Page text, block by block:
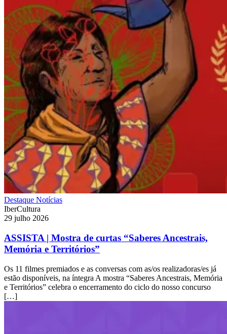
Destaque Notícias
IberCultura
29 julho 2026
ASSISTA | Mostra de curtas “Saberes Ancestrais,
Memória e Territórios”
Os 11 filmes premiados e as conversas com as/os realizadoras/es já
estão disponíveis, na íntegra A mostra “Saberes Ancestrais, Memória
e Territórios” celebra o encerramento do ciclo do nosso concurso
[…]